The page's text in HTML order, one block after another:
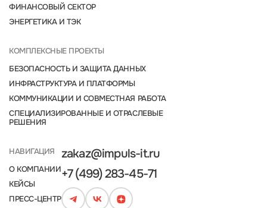
ФИНАНСОВЫЙ СЕКТОР
ЭНЕРГЕТИКА И ТЭК
НАВИГАЦИЯ
О КОМПАНИИ
КЕЙСЫ
ПРЕСС-ЦЕНТР
zakaz@impuls-it.ru
+7 (499) 283-45-71
КОМПЛЕКСНЫЕ ПРОЕКТЫ
БЕЗОПАСНОСТЬ И ЗАЩИТА ДАННЫХ
ИНФРАСТРУКТУРА И ПЛАТФОРМЫ
КОММУНИКАЦИИ И СОВМЕСТНАЯ РАБОТА
СПЕЦИАЛИЗИРОВАННЫЕ И ОТРАСЛЕВЫЕ
РЕШЕНИЯ